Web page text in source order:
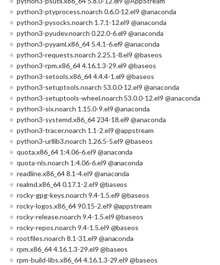
python3-ptyprocess.noarch 0.6.0-12.el9 @anaconda
python3-pysocks.noarch 1.7.1-12.el9 @anaconda
python3-pyudev.noarch 0.22.0-6.el9 @anaconda
python3-pyyaml.x86_64 5.4.1-6.el9 @anaconda
python3-requests.noarch 2.25.1-8.el9 @baseos
python3-rpm.x86_64 4.16.1.3-29.el9 @baseos
python3-setools.x86_64 4.4.4-1.el9 @baseos
python3-setuptools.noarch 53.0.0-12.el9 @anaconda
python3-setuptools-wheel.noarch 53.0.0-12.el9 @anaconda
python3-six.noarch 1.15.0-9.el9 @anaconda
python3-systemd.x86_64 234-18.el9 @anaconda
python3-tracer.noarch 1.1-2.el9 @appstream
python3-urllib3.noarch 1.26.5-5.el9 @baseos
quota.x86_64 1:4.06-6.el9 @anaconda
quota-nls.noarch 1:4.06-6.el9 @anaconda
readline.x86_64 8.1-4.el9 @anaconda
realmd.x86_64 0.17.1-2.el9 @baseos
rocky-gpg-keys.noarch 9.4-1.5.el9 @baseos
rocky-logos.x86_64 90.15-2.el9 @appstream
rocky-release.noarch 9.4-1.5.el9 @baseos
rocky-repos.noarch 9.4-1.5.el9 @baseos
rootfiles.noarch 8.1-31.el9 @anaconda
rpm.x86_64 4.16.1.3-29.el9 @baseos
rpm-build-libs.x86_64 4.16.1.3-29.el9 @baseos